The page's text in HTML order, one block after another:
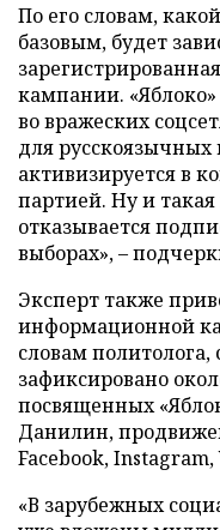
По его словам,
базовым, будет
кампании.
во вражеских
для русскоязычных
активизируется в
партией. Ну и
отказывается
выборах», –
Эксперт также
информационной
словам
зафиксировано
посвященных
Данилин,
Facebook,
«В зарубежных